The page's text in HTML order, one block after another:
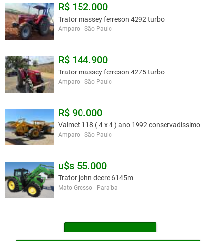
R$ 152.000
Trator massey ferreson 4292 turbo
Amparo - São Paulo
R$ 144.900
Trator massey ferreson 4275 turbo
Amparo - São Paulo
R$ 90.000
Valmet 118 ( 4 x 4 ) ano 1992 conservadissimo
Amparo - São Paulo
u$s 55.000
Trator john deere 6145m
Mato Grosso - Paraíba